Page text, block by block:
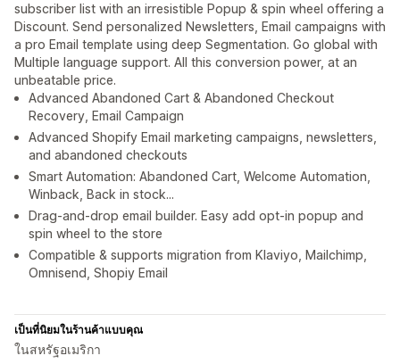
subscriber list with an irresistible Popup & spin wheel offering a
Discount. Send personalized Newsletters, Email campaigns with
a pro Email template using deep Segmentation. Go global with
Multiple language support. All this conversion power, at an
unbeatable price.
Advanced Abandoned Cart & Abandoned Checkout
Recovery, Email Campaign
Advanced Shopify Email marketing campaigns, newsletters,
and abandoned checkouts
Smart Automation: Abandoned Cart, Welcome Automation,
Winback, Back in stock...
Drag-and-drop email builder. Easy add opt-in popup and
spin wheel to the store
Compatible & supports migration from Klaviyo, Mailchimp,
Omnisend, Shopiy Email
เป็นที่นิยมในร้านค้าแบบคุณ
ในสหรัฐอเมริกา